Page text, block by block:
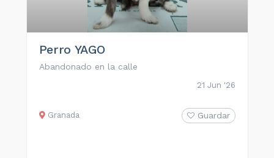
Perro YAGO
Abandonado en la calle
21 Jun '26
Granada Guardar